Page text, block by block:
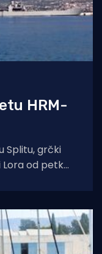
HRM-
Splitu, grčki
od petka,